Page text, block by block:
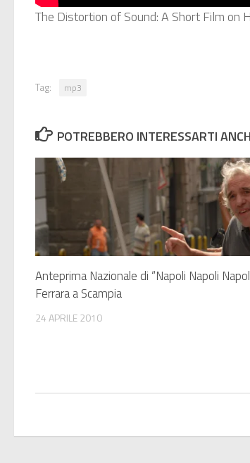
The Distortion of Sound: A Short Film on
Tag: mp3
POTREBBERO INTERESSARTI
Anteprima Nazionale di “Napoli Napoli
Ferrara a Scampia
24 APRILE 2010